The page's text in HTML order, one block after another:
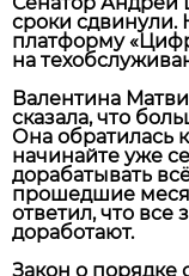
сроки сдвинули.
платформу
на
Валентина
сказала, что
Она обратилась
начинайте уже
дорабатывать
прошедшие
ответил, что все
доработают.
Закон о порядке